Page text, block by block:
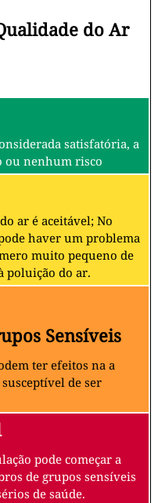
do Ar
satisfatória, a
ou nenhum risco
ar é aceitável; No
haver um problema
muito pequeno de
poluição do ar.
Sensíveis
ter efeitos na a
de ser
pode começar a
de grupos sensíveis
de saúde.